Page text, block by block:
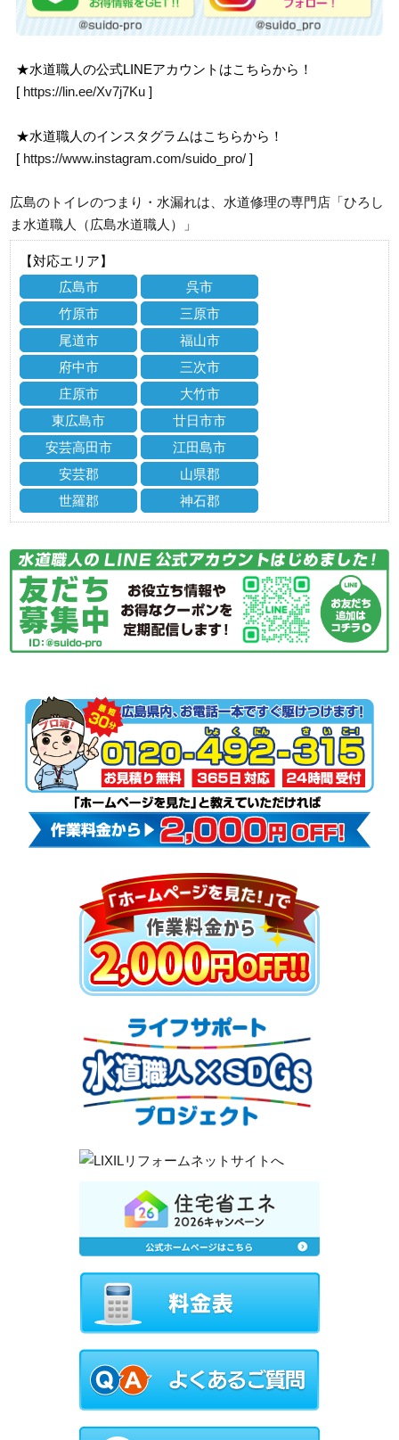
★水道職人の公式LINEアカウントはこちらから！
[ https://lin.ee/Xv7j7Ku ]
★水道職人のインスタグラムはこちらから！
[ https://www.instagram.com/suido_pro/ ]
広島のトイレのつまり・水漏れは、水道修理の専門店「ひろし
ま水道職人（広島水道職人）」
【対応エリア】
広島市
呉市
竹原市
三原市
尾道市
福山市
府中市
三次市
庄原市
大竹市
東広島市
廿日市市
安芸高田市
江田島市
安芸郡
山県郡
世羅郡
神石郡